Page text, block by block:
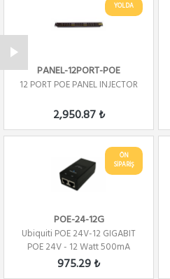
YOLDA
PANEL-12PORT-POE
12 PORT POE PANEL INJECTOR
2,950.87 ₺
ÖN
SİPARİŞ
POE-24-12G
Ubiquiti POE 24V-12 GIGABIT
POE 24V - 12 Watt 500mA
975.29 ₺